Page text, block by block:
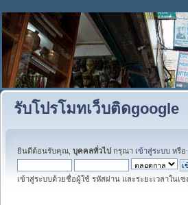
รับโปรโมทเว็บติดgoogle
ยินดีต้อนรับคุณ, บุคคลทั่วไป กรุณา เข้าสู่ระบบ หรือ
เข้าสู่ระบบด้วยชื่อผู้ใช้ รหัสผ่าน และระยะเวลาในเ